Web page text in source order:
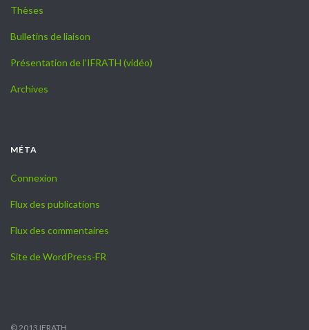
Thèses
Bulletins de liaison
Présentation de l’IFRATH (vidéo)
Archives
MÉTA
Connexion
Flux des publications
Flux des commentaires
Site de WordPress-FR
© 2013 IFRATH